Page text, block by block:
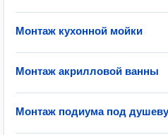
Монтаж кухонной мойки
Монтаж акрилловой ванны
Монтаж подиума под